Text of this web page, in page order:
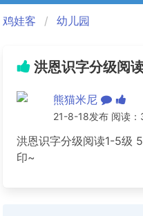
鸡娃客 幼儿园
洪恩识字分级阅
熊猫米尼
21-8-18发布 阅读
洪恩识字分级阅读1-5级
印~